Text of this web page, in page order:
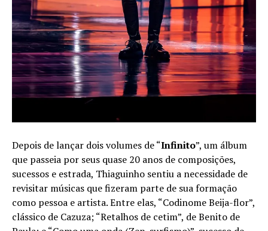
Depois de lançar dois volumes de “Infinito”, um álbum
que passeia por seus quase 20 anos de composições,
sucessos e estrada, Thiaguinho sentiu a necessidade de
revisitar músicas que fizeram parte de sua formação
como pessoa e artista. Entre elas, “Codinome Beija-flor”,
clássico de Cazuza; “Retalhos de cetim”, de Benito de